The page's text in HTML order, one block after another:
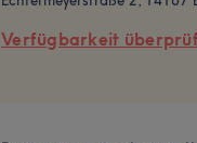
Verfügbarkeit